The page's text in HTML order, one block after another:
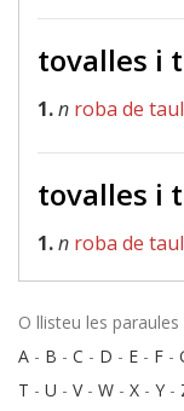
tovalles i
1.n roba de
tovalles i
1.n roba de
O llisteu les
A - B - C - D - E - F -
T - U - V- W - X - Y -